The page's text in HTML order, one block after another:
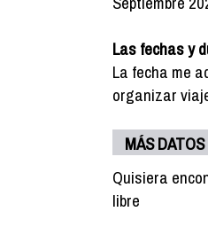
Las fechas y
La fecha me
organizar
MÁS DATOS
Quisiera
libre